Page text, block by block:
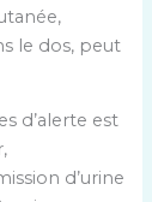
le dos, peut
d’alerte est
d’urine